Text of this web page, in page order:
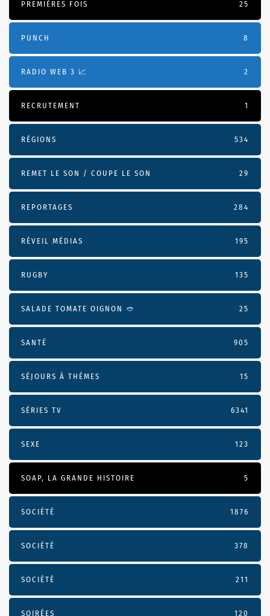
PREMIÈRES FOIS 25
PUNCH 8
RADIO WEB 3 📈 2
RECRUTEMENT 1
RÉGIONS 534
REMET LE SON / COUPE LE SON 29
REPORTAGES 284
RÉVEIL MÉDIAS 195
RUGBY 135
SALADE TOMATE OIGNON 🥙 25
SANTÉ 905
SÉJOURS À THÈMES 15
SÉRIES TV 6341
SEXE 123
SOAP, LA GRANDE HISTOIRE 5
SOCIÉTÉ 1876
SOCIÉTÉ 378
SOCIÉTÉ 211
SOIRÉES 120